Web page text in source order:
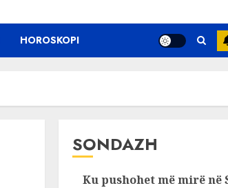
HOROSKOPI
SONDAZH
Ku pushohet më mirë në